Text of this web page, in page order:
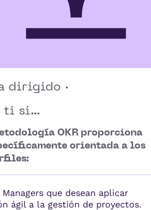
dirigido ·
ti si...
OKR proporciona
orientada a los
que desean aplicar
ágil a la gestión de proyectos.